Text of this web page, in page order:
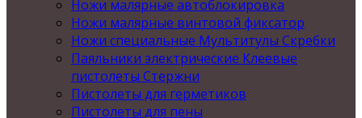
Ножи малярные автоблокировка
Ножи малярные винтовой фиксатор
Ножи специальные Мультитулы Скребки
Паяльники электрические Клеевые
пистолеты Стержни
Пистолеты для герметиков
Пистолеты для пены